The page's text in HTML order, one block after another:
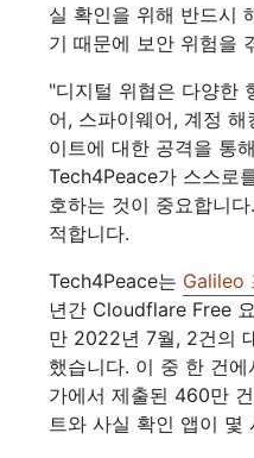
실 확인을 위해 반드시
기 때문에 보안 위험을
"디지털 위협은 다양한
어, 스파이웨어, 계정
이트에 대한 공격을 통
Tech4Peace가 스스로
호하는 것이 중요합니
적합니다.
Tech4Peace는 Galileo
년간 Cloudflare Free
만 2022년 7월, 2건의
했습니다. 이 중 한 건
가에서 제출된 460만
트와 사실 확인 앱이 몇